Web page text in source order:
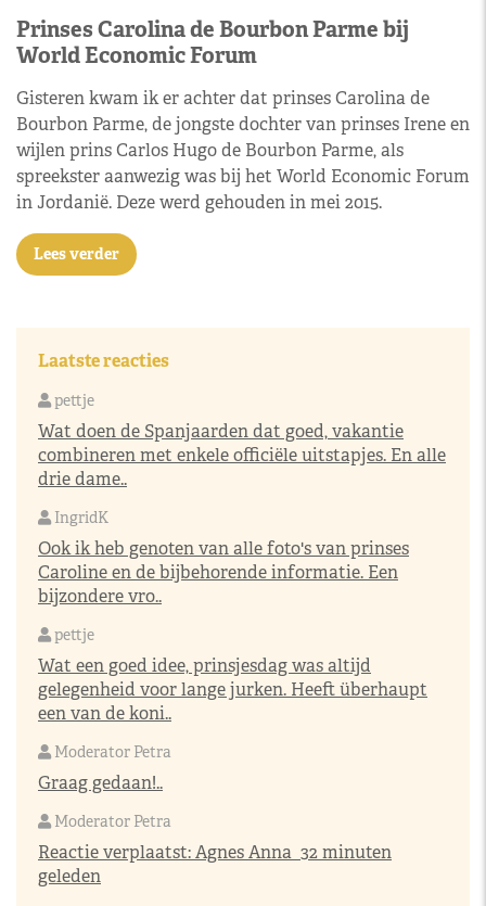
Prinses Carolina de Bourbon Parme bij
World Economic Forum
Gisteren kwam ik er achter dat prinses Carolina de
Bourbon Parme, de jongste dochter van prinses Irene en
wijlen prins Carlos Hugo de Bourbon Parme, als
spreekster aanwezig was bij het World Economic Forum
in Jordanië. Deze werd gehouden in mei 2015.
Lees verder
Laatste reacties
pettje
Wat doen de Spanjaarden dat goed, vakantie
combineren met enkele officiële uitstapjes. En alle
drie dame..
IngridK
Ook ik heb genoten van alle foto's van prinses
Caroline en de bijbehorende informatie. Een
bijzondere vro..
pettje
Wat een goed idee, prinsjesdag was altijd
gelegenheid voor lange jurken. Heeft überhaupt
een van de koni..
Moderator Petra
Graag gedaan!..
Moderator Petra
Reactie verplaatst:Agnes Anna 32 minuten
geleden